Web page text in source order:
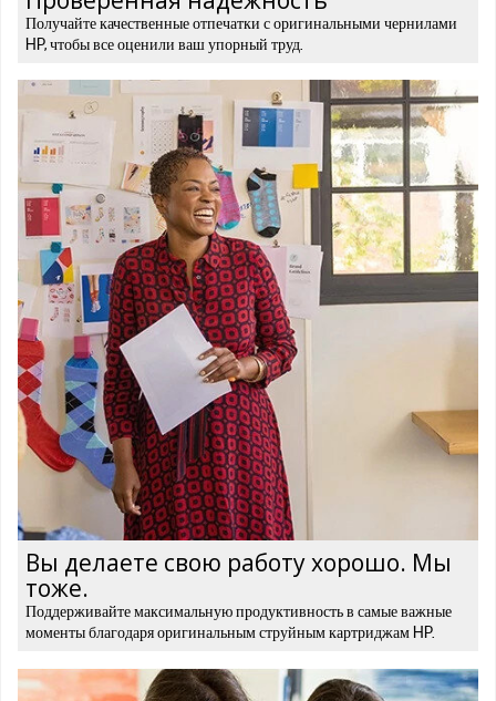
Получайте качественные отпечатки с оригинальными чернилами
HP, чтобы все оценили ваш упорный труд.
Вы делаете свою работу хорошо. Мы
тоже.
Поддерживайте максимальную продуктивность в самые важные
моменты благодаря оригинальным струйным картриджам HP.